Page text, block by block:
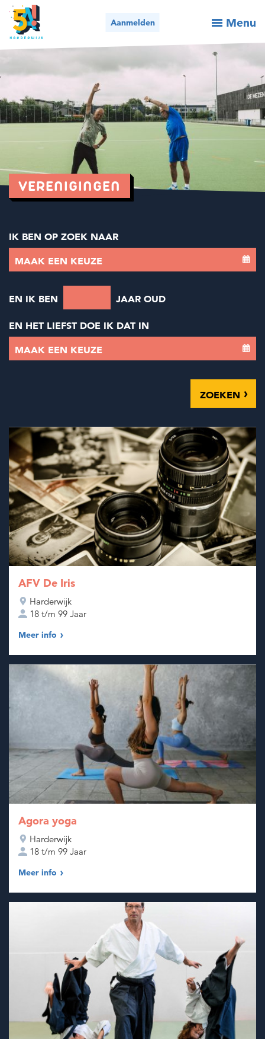
Aanmelden Menu
Wie we zijn
Wat we doen
Voor organisaties
Nieuws
Bel ons Mail ons
Zoeken
VERENIGINGEN
IK BEN OP ZOEK NAARSEARCH_FORM_ACTIVITY
MAAK EEN KEUZE
EN IK BEN
SEARCH_FORM_AGE
JAAR OUD
EN HET LIEFST DOE IK DAT IN
MAAK EEN KEUZE
ZOEKEN
AFV De Iris
Harderwijk
18 t/m 99 Jaar
Meer info
Agora yoga
Harderwijk
18 t/m 99 Jaar
Meer info